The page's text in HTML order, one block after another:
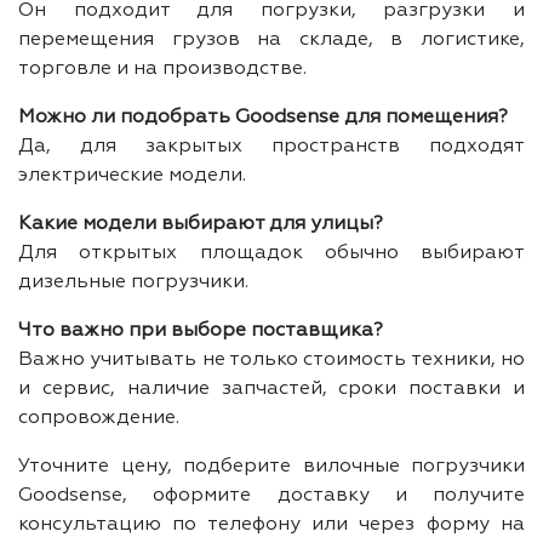
Он подходит для погрузки, разгрузки и
перемещения грузов на складе, в логистике,
торговле и на производстве.
Можно ли подобрать Goodsense для помещения?
Да, для закрытых пространств подходят
электрические модели.
Какие модели выбирают для улицы?
Для открытых площадок обычно выбирают
дизельные погрузчики.
Что важно при выборе поставщика?
Важно учитывать не только стоимость техники, но
и сервис, наличие запчастей, сроки поставки и
сопровождение.
Уточните цену, подберите вилочные погрузчики
Goodsense, оформите доставку и получите
консультацию по телефону или через форму на